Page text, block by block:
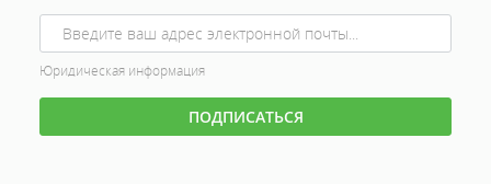
Юридическая информация